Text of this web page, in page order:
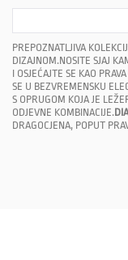
PREPOZNATLJIVA
DIZAJNOM.NOSITE SJAJ
I OSJEĆAJTE SE KAO
SE U BEZVREMENSKU
S OPRUGOM KOJA JE
ODJEVNE KOMBINACIJE.
DRAGOCJENA, POPUT